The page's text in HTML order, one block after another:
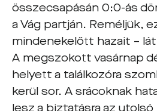
összecsapásán 0:0-ás
a Vág partján. Reméljük,
mindenekelőtt hazait –
A megszokott vasárnap
helyett a találkozóra
kerül sor. A srácoknak
lesz a biztatásra az